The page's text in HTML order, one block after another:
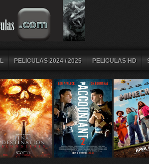
PELICULAS 2024 / 2025 PELICULAS HD